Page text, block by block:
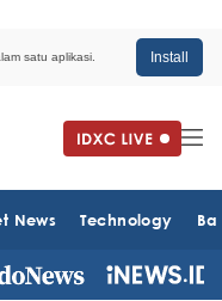
satu aplikasi. Install
News Technology